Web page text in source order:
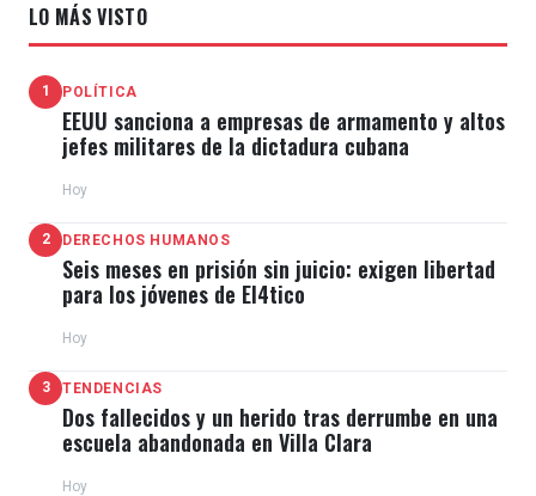
LO MÁS VISTO
1 POLÍTICA
EEUU sanciona a empresas de armamento y altos
jefes militares de la dictadura cubana
Hoy
2 DERECHOS HUMANOS
Seis meses en prisión sin juicio: exigen libertad
para los jóvenes de El4tico
Hoy
3 TENDENCIAS
Dos fallecidos y un herido tras derrumbe en una
escuela abandonada en Villa Clara
Hoy